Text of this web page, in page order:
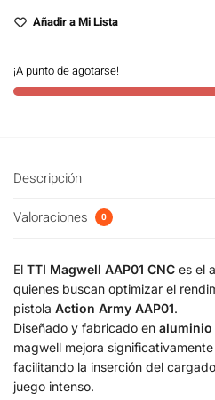
Añadir a Mi Lista
¡A punto de agotarse!
Descripción
Valoraciones 0
El TTI Magwell AAP01 CNC es el
quienes buscan optimizar el
pistola Action Army AAP01.
Diseñado y fabricado en aluminio
magwell mejora significativamente
facilitando la inserción del
juego intenso.